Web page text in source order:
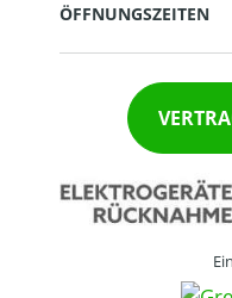
ÖFFNUNGSZEITEN